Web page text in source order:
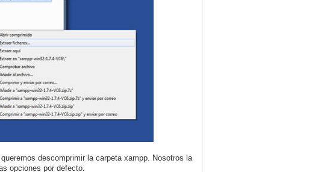
descomprimir la carpeta xampp. Nosotros la
opciones por defecto.